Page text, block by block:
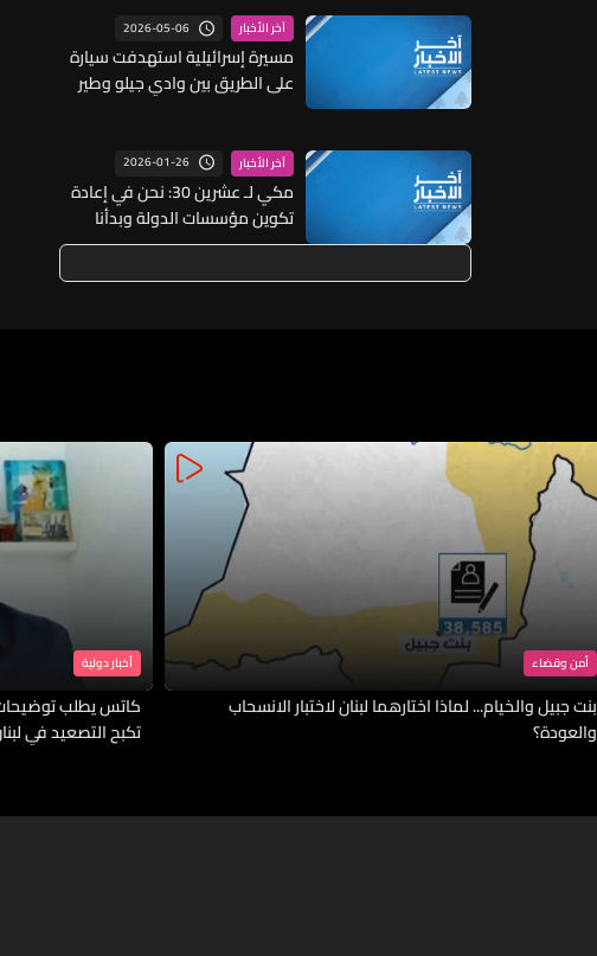
آخر الأخبار 2026-05-06
مسيرة إسرائيلية استهدفت سيارة
على الطريق بين وادي جيلو وطير
آخر الأخبار 2026-01-26
مكي لـ عشرين 30: نحن في إعادة
تكوين مؤسسات الدولة وبدأنا
بتحديد الأعداد والإمكانيات وذلك
أمن وقضاء
بنت جبيل والخيام... لماذا اختارهما لبنان لاختبار الانسحاب
والعودة؟
أخبار دولية
كاتس يطلب
تكبح التصعيد في